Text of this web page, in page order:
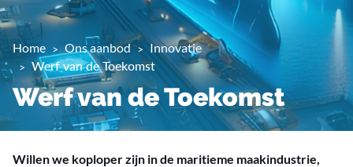
Home Ons aanbod
Innovatie
Werf van de Toekomst
Werf van de Toekomst
Willen we koploper zijn in de maritieme maakindustrie,